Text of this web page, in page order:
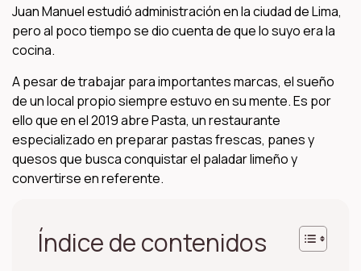
Juan Manuel estudió administración en la ciudad de Lima,
pero al poco tiempo se dio cuenta de que lo suyo era la
cocina.
A pesar de trabajar para importantes marcas, el sueño
de un local propio siempre estuvo en su mente. Es por
ello que en el 2019 abre Pasta, un restaurante
especializado en preparar pastas frescas, panes y
quesos que busca conquistar el paladar limeño y
convertirse en referente.
Índice de contenidos